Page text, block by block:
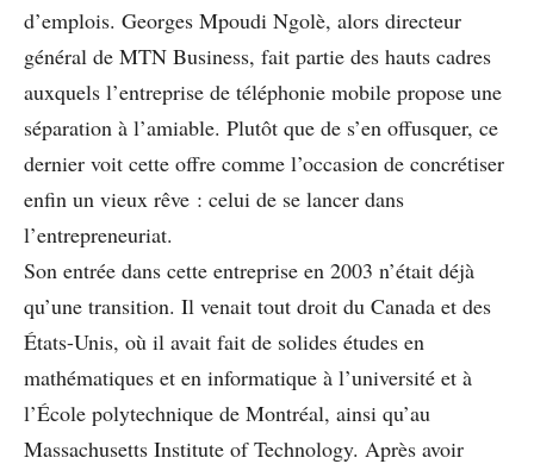
d’emplois. Georges Mpoudi Ngolè, alors directeur
général de MTN Business, fait partie des hauts cadres
auxquels l’entreprise de téléphonie mobile propose une
séparation à l’amiable. Plutôt que de s’en offusquer, ce
dernier voit cette offre comme l’occasion de concrétiser
enfin un vieux rêve : celui de se lancer dans
l’entrepreneuriat.
Son entrée dans cette entreprise en 2003 n’était déjà
qu’une transition. Il venait tout droit du Canada et des
États-Unis, où il avait fait de solides études en
mathématiques et en informatique à l’université et à
l’École polytechnique de Montréal, ainsi qu’au
Massachusetts Institute of Technology. Après avoir